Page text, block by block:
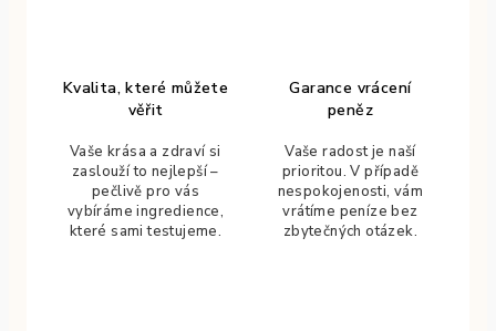
Kvalita, které můžete
věřit
Vaše krása a zdraví si
zaslouží to nejlepší –
pečlivě pro vás
vybíráme ingredience,
které sami testujeme.
Garance vrácení
peněz
Vaše radost je naší
prioritou. V případě
nespokojenosti, vám
vrátíme peníze bez
zbytečných otázek.